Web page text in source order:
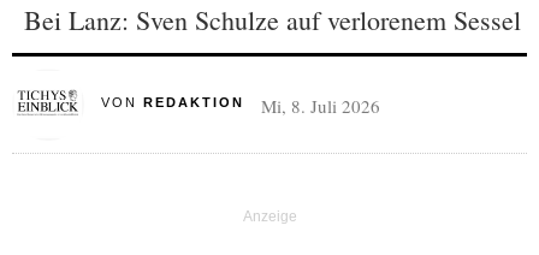
Bei Lanz: Sven Schulze auf verlorenem Sessel
VON REDAKTION Mi, 8. Juli 2026